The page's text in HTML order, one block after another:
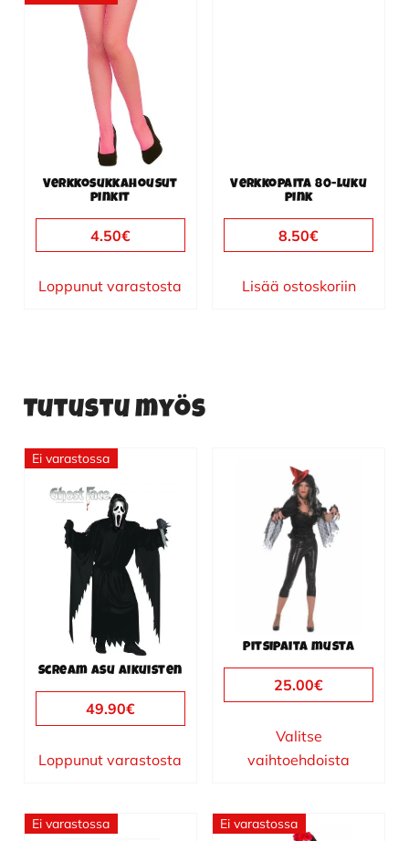
Verkkosukkahousut
pinkit
4.50€
Loppunut varastosta
Verkkopaita 80-luku
pink
8.50€
Lisää ostoskoriin
Tutustu myös
Ei varastossa
Scream asu aikuisten
49.90€
Loppunut varastosta
Pitsipaita musta
25.00€
Valitse
vaihtoehdoista
useampi
muunnelma.
valinnat
Ei varastossa Ei varastossa
Tällä